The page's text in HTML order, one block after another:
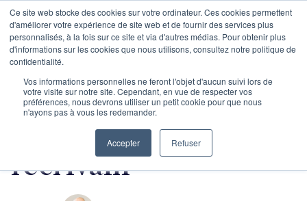
Ce site web stocke des cookies sur votre ordinateur. Ces cookies permettent
d'améliorer votre expérience de site web et de fournir des services plus
personnalisés, à la fois sur ce site et via d'autres médias. Pour obtenir plus
d'informations sur les cookies que nous utilisons, consultez notre politique de
confidentialité.
Vos informations personnelles ne feront l'objet d'aucun suivi lors de
votre visite sur notre site. Cependant, en vue de respecter vos
préférences, nous devrons utiliser un petit cookie pour que nous
n'ayons pas à vous les redemander.
Accepter Refuser
Les meilleures
techniques de
l'écrivain